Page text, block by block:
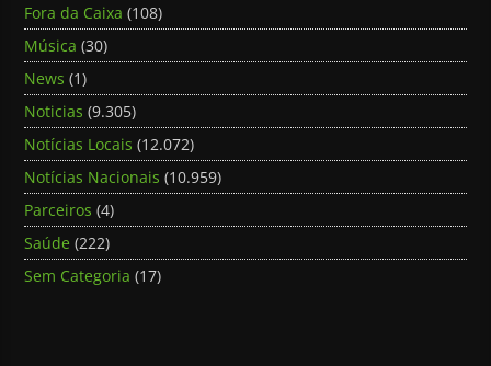
Fora da Caixa (108)
Música (30)
News (1)
Noticias (9.305)
Notícias Locais (12.072)
Notícias Nacionais (10.959)
Parceiros (4)
Saúde (222)
Sem Categoria (17)